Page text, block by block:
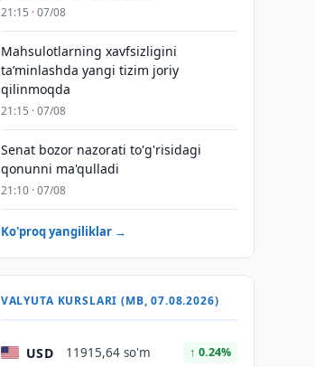
21:15 · 07/08
Mahsulotlarning xavfsizligini
taʼminlashda yangi tizim joriy
qilinmoqda
21:15 · 07/08
Senat bozor nazorati to'g'risidagi
qonunni ma'qulladi
21:10 · 07/08
Ko'proq yangiliklar →
VALYUTA KURSLARI (MB, 07.08.2026)
USD 11915,64 so'm ↑ 0.24%